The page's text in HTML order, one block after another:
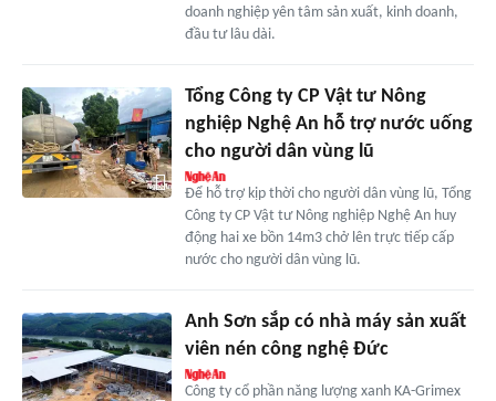
doanh nghiệp yên tâm sản xuất, kinh doanh,
đầu tư lâu dài.
Tổng Công ty CP Vật tư Nông
nghiệp Nghệ An hỗ trợ nước uống
cho người dân vùng lũ
Để hỗ trợ kịp thời cho người dân vùng lũ, Tổng
Công ty CP Vật tư Nông nghiệp Nghệ An huy
động hai xe bồn 14m3 chở lên trực tiếp cấp
nước cho người dân vùng lũ.
Anh Sơn sắp có nhà máy sản xuất
viên nén công nghệ Đức
Công ty cổ phần năng lượng xanh KA-Grimex